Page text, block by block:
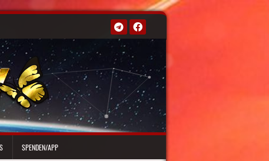
SPENDEN/APP